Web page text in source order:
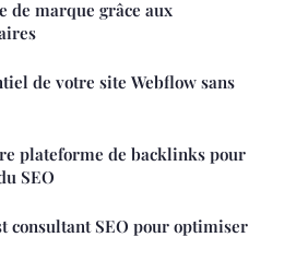
de marque grâce aux
de votre site Webflow sans
plateforme de backlinks pour
SEO
consultant SEO pour optimiser